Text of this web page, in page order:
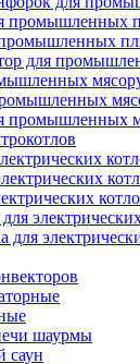
промышленных
для
промышленных
для
шаурмы
саун